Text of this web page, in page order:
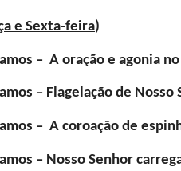
e Sexta-feira)
– A oração e agonia
– Flagelação de Nosso
– A coroação de
– Nosso Senhor